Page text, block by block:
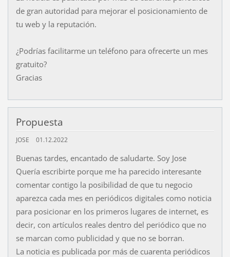
de gran autoridad para mejorar el posicionamiento de
tu web y la reputación.
¿Podrías facilitarme un teléfono para ofrecerte un mes
gratuito?
Gracias
Propuesta
JOSE 01.12.2022
Buenas tardes, encantado de saludarte. Soy Jose
Quería escribirte porque me ha parecido interesante
comentar contigo la posibilidad de que tu negocio
aparezca cada mes en periódicos digitales como noticia
para posicionar en los primeros lugares de internet, es
decir, con artículos reales dentro del periódico que no
se marcan como publicidad y que no se borran.
La noticia es publicada por más de cuarenta periódicos